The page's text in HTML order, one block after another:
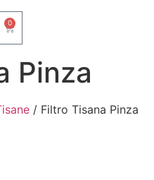
0
Pinza
/ Filtro Tisana Pinza